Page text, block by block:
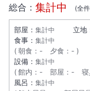
総合： 集計中 (全
部屋： 集計中 立地
食事： 集計中
朝食 ： - 夕食 ： -
設備： 集計中
館内 ： - 部屋 ： -
風呂： 集計中